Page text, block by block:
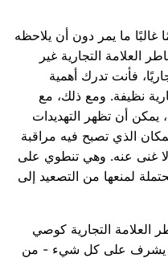
غالبًا ما يمر دون أن يلاحظه
العلامة التجارية غير
فأنت تدرك أهمية
نظيفة. ومع ذلك، مع
أن تظهر التهديدات
الذي تصبح فيه مراقبة
لا غنى عنه. وهي تنطوي على
لمنعها من التصعيد إلى
العلامة التجارية كوصي
يشرف على كل شيء - من